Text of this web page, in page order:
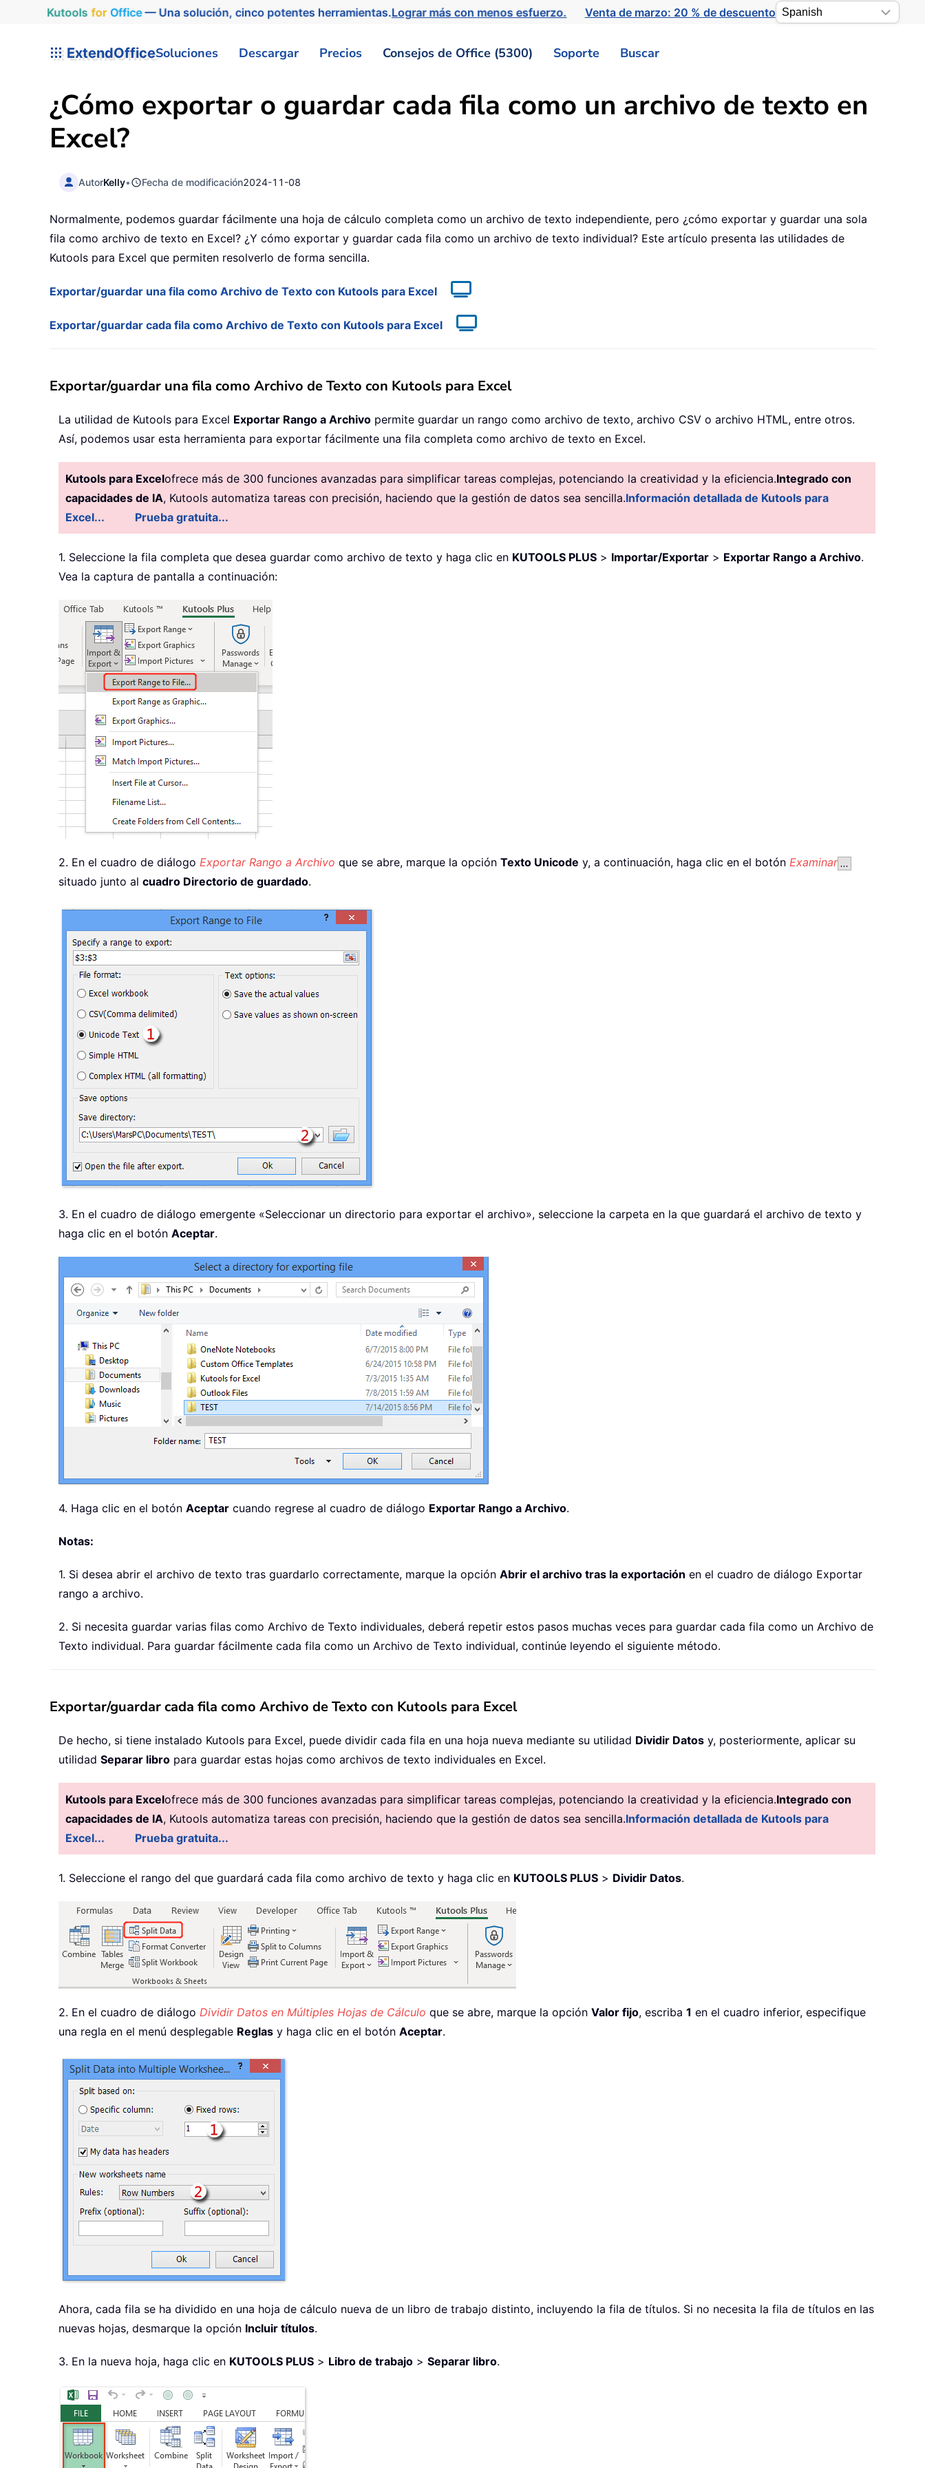
Kutools for Office— Una solución, cinco potentes herramientas.Lograr más con menos esfuerzo. Venta de marzo: 20 % de descuento
ExtendOfficeSoluciones Descargar Precios Consejos de Office (5300) Soporte Buscar
¿Cómo exportar o guardar cada fila como un archivo de texto en
Excel?
AutorKelly• Fecha de modificación2024-11-08
Normalmente, podemos guardar fácilmente una hoja de cálculo completa como un archivo de texto independiente, pero ¿cómo exportar y guardar una sola
fila como archivo de texto en Excel? ¿Y cómo exportar y guardar cada fila como un archivo de texto individual? Este artículo presenta las utilidades de
Kutools para Excel que permiten resolverlo de forma sencilla.
Exportar/guardar una fila como Archivo de Texto con Kutools para Excel
Exportar/guardar cada fila como Archivo de Texto con Kutools para Excel
Exportar/guardar una fila como Archivo de Texto con Kutools para Excel
La utilidad de Kutools para Excel Exportar Rango a Archivo permite guardar un rango como archivo de texto, archivo CSV o archivo HTML, entre otros.
Así, podemos usar esta herramienta para exportar fácilmente una fila completa como archivo de texto en Excel.
Kutools para Excelofrece más de 300 funciones avanzadas para simplificar tareas complejas, potenciando la creatividad y la eficiencia.Integrado con
capacidades de IA, Kutools automatiza tareas con precisión, haciendo que la gestión de datos sea sencilla.Información detallada de Kutools para
Excel...
Prueba gratuita...
1. Seleccione la fila completa que desea guardar como archivo de texto y haga clic en KUTOOLS PLUS > Importar/Exportar > Exportar Rango a Archivo.
Vea la captura de pantalla a continuación:
2. En el cuadro de diálogo Exportar Rango a Archivo que se abre, marque la opción Texto Unicode y, a continuación, haga clic en el botón Examinar
situado junto al cuadro Directorio de guardado.
3. En el cuadro de diálogo emergente «Seleccionar un directorio para exportar el archivo», seleccione la carpeta en la que guardará el archivo de texto y
haga clic en el botón Aceptar.
4. Haga clic en el botón Aceptar cuando regrese al cuadro de diálogo Exportar Rango a Archivo.
Notas:
1. Si desea abrir el archivo de texto tras guardarlo correctamente, marque la opción Abrir el archivo tras la exportación en el cuadro de diálogo Exportar
rango a archivo.
2. Si necesita guardar varias filas como Archivo de Texto individuales, deberá repetir estos pasos muchas veces para guardar cada fila como un Archivo de
Texto individual. Para guardar fácilmente cada fila como un Archivo de Texto individual, continúe leyendo el siguiente método.
Exportar/guardar cada fila como Archivo de Texto con Kutools para Excel
De hecho, si tiene instalado Kutools para Excel, puede dividir cada fila en una hoja nueva mediante su utilidad Dividir Datos y, posteriormente, aplicar su
utilidad Separar libro para guardar estas hojas como archivos de texto individuales en Excel.
Kutools para Excelofrece más de 300 funciones avanzadas para simplificar tareas complejas, potenciando la creatividad y la eficiencia.Integrado con
capacidades de IA, Kutools automatiza tareas con precisión, haciendo que la gestión de datos sea sencilla.Información detallada de Kutools para
Excel...
Prueba gratuita...
1. Seleccione el rango del que guardará cada fila como archivo de texto y haga clic en KUTOOLS PLUS > Dividir Datos.
2. En el cuadro de diálogo Dividir Datos en Múltiples Hojas de Cálculo que se abre, marque la opción Valor fijo, escriba 1 en el cuadro inferior, especifique
una regla en el menú desplegable Reglas y haga clic en el botón Aceptar.
Ahora, cada fila se ha dividido en una hoja de cálculo nueva de un libro de trabajo distinto, incluyendo la fila de títulos. Si no necesita la fila de títulos en las
nuevas hojas, desmarque la opción Incluir títulos.
3. En la nueva hoja, haga clic en KUTOOLS PLUS > Libro de trabajo > Separar libro.